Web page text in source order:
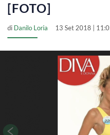
[FOTO]
di Danilo Loria 13 Set 2018 |